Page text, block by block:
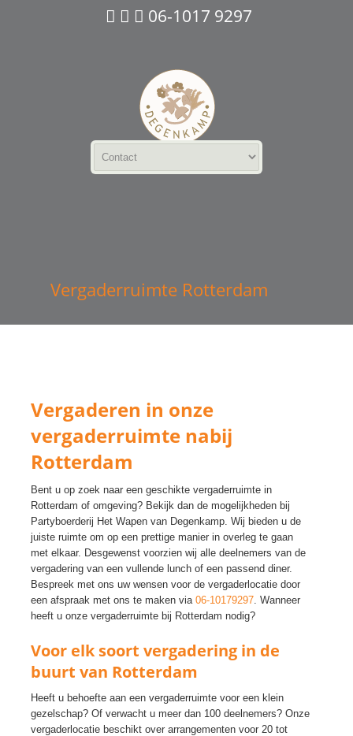
06-1017 9297
Vergaderruimte Rotterdam
Vergaderen in onze
vergaderruimte nabij
Rotterdam
Bent u op zoek naar een geschikte vergaderruimte in
Rotterdam of omgeving? Bekijk dan de mogelijkheden bij
Partyboerderij Het Wapen van Degenkamp. Wij bieden u de
juiste ruimte om op een prettige manier in overleg te gaan
met elkaar. Desgewenst voorzien wij alle deelnemers van de
vergadering van een vullende lunch of een passend diner.
Bespreek met ons uw wensen voor de vergaderlocatie door
een afspraak met ons te maken via 06-10179297. Wanneer
heeft u onze vergaderruimte bij Rotterdam nodig?
Voor elk soort vergadering in de
buurt van Rotterdam
Heeft u behoefte aan een vergaderruimte voor een klein
gezelschap? Of verwacht u meer dan 100 deelnemers? Onze
vergaderlocatie beschikt over arrangementen voor 20 tot